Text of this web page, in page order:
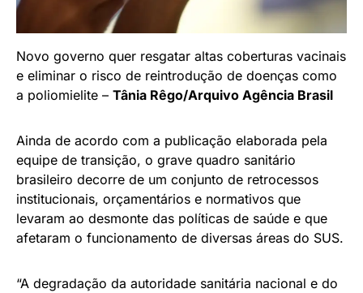
Novo governo quer resgatar altas coberturas vacinais
e eliminar o risco de reintrodução de doenças como
a poliomielite – Tânia Rêgo/Arquivo Agência Brasil
Ainda de acordo com a publicação elaborada pela
equipe de transição, o grave quadro sanitário
brasileiro decorre de um conjunto de retrocessos
institucionais, orçamentários e normativos que
levaram ao desmonte das políticas de saúde e que
afetaram o funcionamento de diversas áreas do SUS.
“A degradação da autoridade sanitária nacional e do